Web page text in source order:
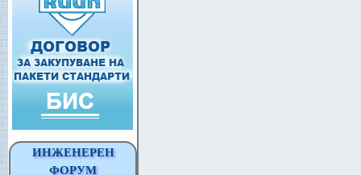
ИНЖЕНЕРЕН
ФОРУМ